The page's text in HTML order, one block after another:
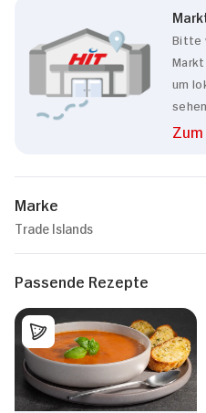
Bitte
Markt
um
sehen.
Marke
Trade Islands
Passende Rezepte